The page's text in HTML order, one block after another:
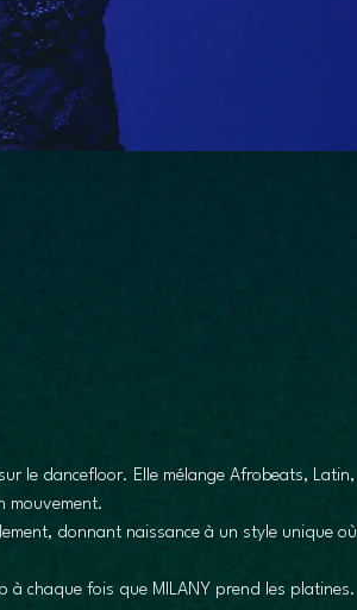
le dancefloor. Elle mélange Afrobeats, Latin,
mouvement.
donnant naissance à un style unique où
chaque fois que MILANY prend les platines.